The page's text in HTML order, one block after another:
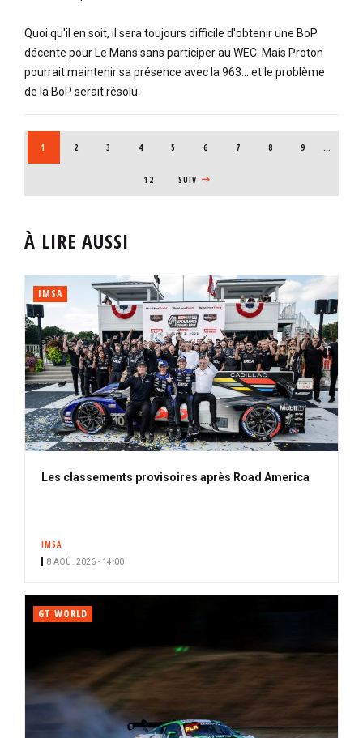
Quoi qu'il en soit, il sera toujours difficile d'obtenir une BoP
décente pour Le Mans sans participer au WEC. Mais Proton
pourrait maintenir sa présence avec la 963... et le problème
de la BoP serait résolu.
PAGINATION
PAGE COURANTE
1 PAGE
2 PAGE
3 PAGE
4 PAGE
5 PAGE
6 PAGE
7 PAGE
8 PAGE
9 …
12 PAGE SUIVANTE
SUIV
À LIRE AUSSI
IMSA
Les classements provisoires après Road America
IMSA
8 AOÛ. 2026 • 14:00
GT WORLD